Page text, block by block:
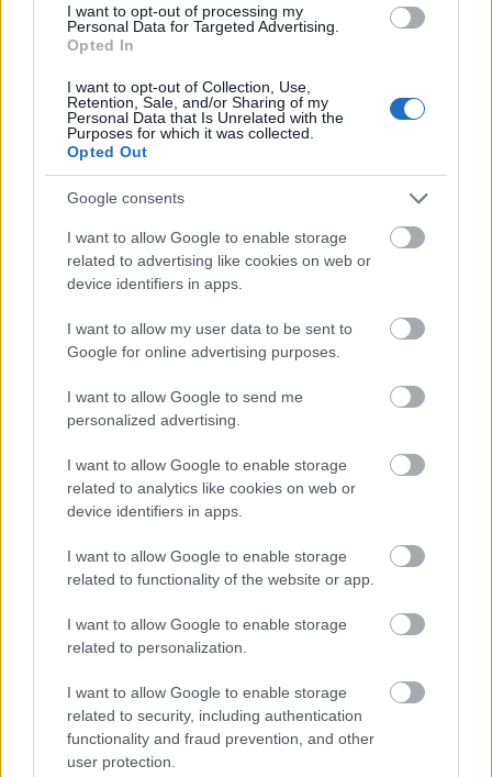
I want to opt-out of processing my
Personal Data for Targeted Advertising.
Opted In
I want to opt-out of Collection, Use,
Retention, Sale, and/or Sharing of my
Personal Data that Is Unrelated with the
Purposes for which it was collected.
Opted Out
Google consents
I want to allow Google to enable storage
related to advertising like cookies on web or
device identifiers in apps.
I want to allow my user data to be sent to
Google for online advertising purposes.
I want to allow Google to send me
personalized advertising.
I want to allow Google to enable storage
related to analytics like cookies on web or
device identifiers in apps.
I want to allow Google to enable storage
related to functionality of the website or app.
I want to allow Google to enable storage
related to personalization.
I want to allow Google to enable storage
related to security, including authentication
functionality and fraud prevention, and other
user protection.
rockmusicaljét pedig 1980-ban a kolozsvári társulat
is bemutatta. De két fecske nem csinált nyarat… A
szerepét tölthette be. Egy rockszám és egy táncdal
között a közönség legalább egy verset is meghallgat
– gondolták a hetvenes évek fesztiválszervezői. De a
kilencvenes években is csak akkor volt szükség
rockzenekarra, ha a fiatalokat kellett valahogy
„megszólítani”.
Erdélyben a rockzene körül valamikor az
ezredforduló után kezdett olvadni a jég. Ekkor már
jogdíjtörvény érvénybe lépése után egy ideig
valósággal szárnyalt a lemezkiadás, egy magyar
Music, Sendus) közül is választhatott. 2001-ben
elindult az Erdélyi Gitártábor sorozata, az első kettő
Kalotaszentkirályon majd a többi Székelyföldön.
2003-ban, a Félsziget Fesztivál első kiadásán
meghirdették a Talentum tehetségkutatót.
Beindultak a hazai rockzenekarokat is felvonultató
nagy fesztiválok (Tusványos, Székelyföldi
Rockmaraton, Félsziget) és újabb tehetségkutató
sorozat indult Médiabefutó néven az RMDSz
támogatásával. A „milyen nyelven énekeljek?”
dilemmája valamikor a tizes években szűnt meg.
Hangfoglaló Programnak is, amelytől az erdélyi
zenekarok olyan támogatást kapnak lemezfelvételre,
turnéra, videoklip készítésére, amiről 10-20 évvel
ezelőtt még álmodni sem mertek. Ez már valóban az